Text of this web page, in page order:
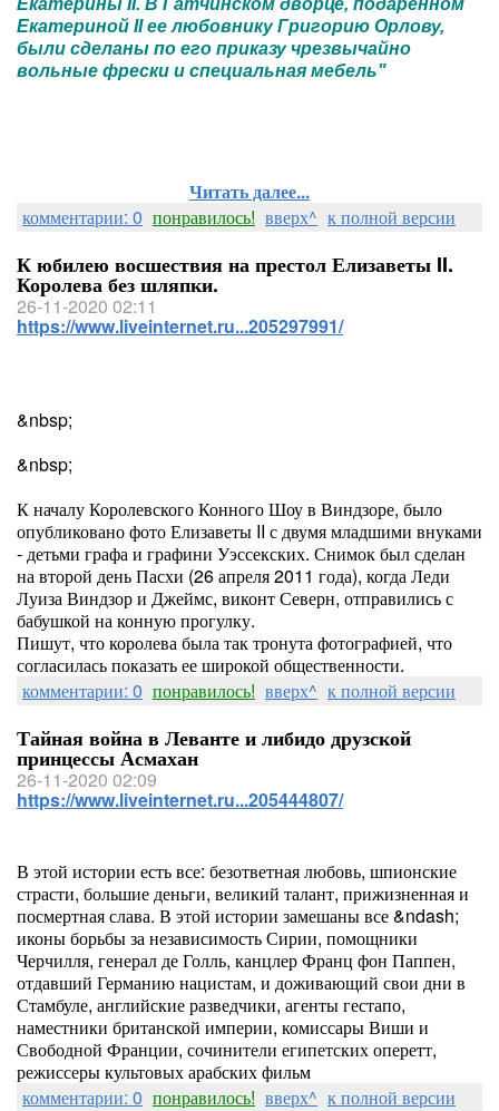
Екатерины II. В Гатчинском дворце, подаренном
Екатериной II ее любовнику Григорию Орлову,
были сделаны по его приказу чрезвычайно
вольные фрески и специальная мебель"
Читать далее...
комментарии: 0 понравилось! вверх^ к полной версии
К юбилею восшествия на престол Елизаветы II.
Королева без шляпки.
26-11-2020 02:11
https://www.liveinternet.ru...205297991/
&nbsp;
&nbsp;
К началу Королевского Конного Шоу в Виндзоре, было
опубликовано фото Елизаветы II с двумя младшими внуками
- детьми графа и графини Уэссекских. Снимок был сделан
на второй день Пасхи (26 апреля 2011 года), когда Леди
Луиза Виндзор и Джеймс, виконт Северн, отправились с
бабушкой на конную прогулку.
Пишут, что королева была так тронута фотографией, что
согласилась показать ее широкой общественности.
комментарии: 0 понравилось! вверх^ к полной версии
Тайная война в Леванте и либидо друзской
принцессы Асмахан
26-11-2020 02:09
https://www.liveinternet.ru...205444807/
В этой истории есть все: безответная любовь, шпионские
страсти, большие деньги, великий талант, прижизненная и
посмертная слава. В этой истории замешаны все &ndash;
иконы борьбы за независимость Сирии, помощники
Черчилля, генерал де Голль, канцлер Франц фон Паппен,
отдавший Германию нацистам, и доживающий свои дни в
Стамбуле, английские разведчики, агенты гестапо,
наместники британской империи, комиссары Виши и
Свободной Франции, сочинители египетских оперетт,
режиссеры культовых арабских фильм
комментарии: 0 понравилось! вверх^ к полной версии